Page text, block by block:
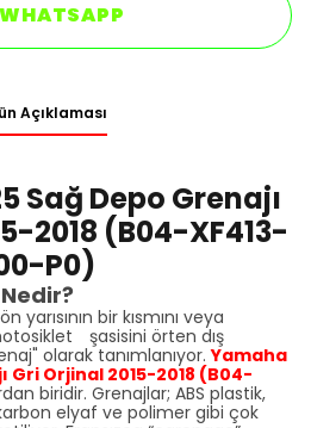
WHATSAPP
Açıklaması
Sağ Depo Grenajı
2018 (B04-XF413-
P0)
yarısının bir kısmını veya
şasisini örten dış
olarak tanımlanıyor.Yamaha
Gri Orjinal 2015-2018 (B04-
biridir. Grenajlar; ABS plastik,
elyaf ve polimer gibi çok